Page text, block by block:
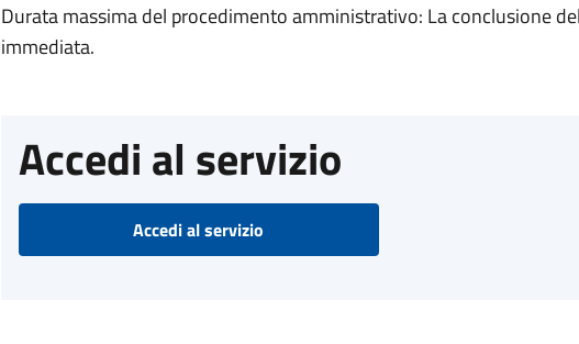
Durata massima del procedimento amministrativo: La conclusione
immediata.
Accedi al servizio
Accedi al servizio